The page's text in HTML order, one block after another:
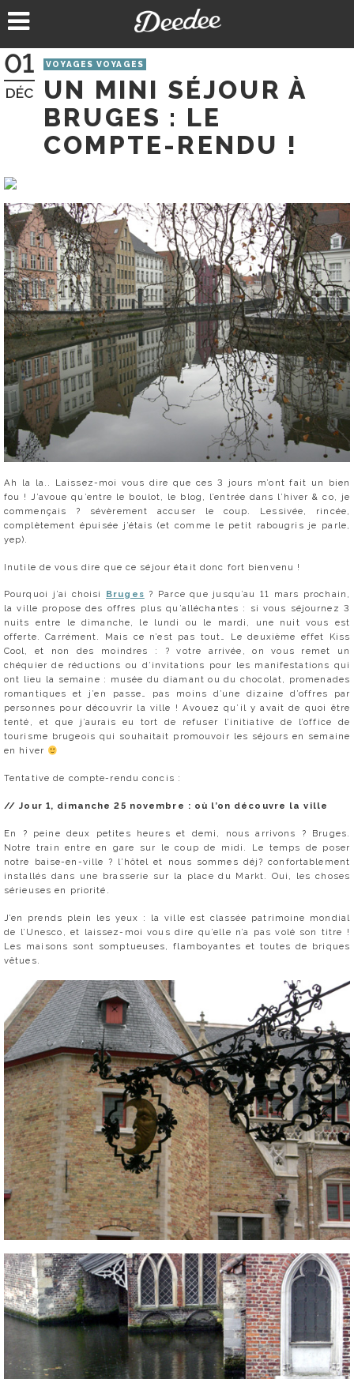
au
01
DÉC
VOYAGES VOYAGES
UN MINI SÉJOUR À
BRUGES : LE
COMPTE-RENDU !
Ah la la.. Laissez-moi vous dire que ces 3 jours m’ont fait un bien
fou ! J’avoue qu’entre le boulot, le blog, l’entrée dans l’hiver & co, je
commençais ? sévèrement accuser le coup. Lessivée, rincée,
complètement épuisée j’étais (et comme le petit rabougris je parle,
yep).
Inutile de vous dire que ce séjour était donc fort bienvenu !
Pourquoi j’ai choisi Bruges ? Parce que jusqu’au 11 mars prochain,
la ville propose des offres plus qu’alléchantes : si vous séjournez 3
nuits entre le dimanche, le lundi ou le mardi, une nuit vous est
offerte. Carrément. Mais ce n’est pas tout… Le deuxième effet Kiss
Cool, et non des moindres : ? votre arrivée, on vous remet un
chéquier de réductions ou d’invitations pour les manifestations qui
ont lieu la semaine : musée du diamant ou du chocolat, promenades
romantiques et j’en passe… pas moins d’une dizaine d’offres par
personnes pour découvrir la ville ! Avouez qu’il y avait de quoi être
tenté, et que j’aurais eu tort de refuser l’initiative de l’office de
tourisme brugeois qui souhaitait promouvoir les séjours en semaine
en hiver
Tentative de compte-rendu concis :
// Jour 1, dimanche 25 novembre : où l’on découvre la ville
En ? peine deux petites heures et demi, nous arrivons ? Bruges.
Notre train entre en gare sur le coup de midi. Le temps de poser
notre baise-en-ville ? l’hôtel et nous sommes déj? confortablement
installés dans une brasserie sur la place du Markt. Oui, les choses
sérieuses en priorité.
J’en prends plein les yeux : la ville est classée patrimoine mondial
de l’Unesco, et laissez-moi vous dire qu’elle n’a pas volé son titre !
Les maisons sont somptueuses, flamboyantes et toutes de briques
vêtues.